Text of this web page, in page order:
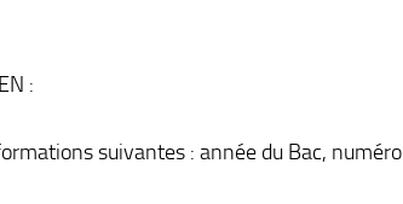
:
suivantes : année du Bac, numéro